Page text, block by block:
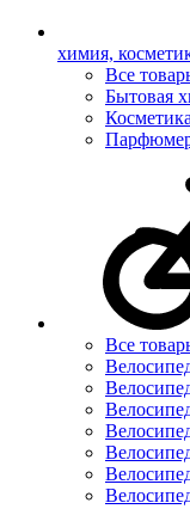
химия,
Все
Бытовая
Косметика
Все